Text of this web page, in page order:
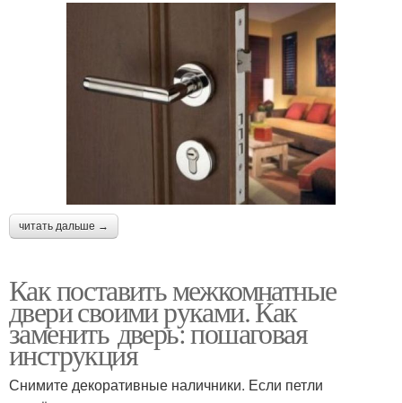
читать дальше →
Как поставить межкомнатные
двери своими руками. Как
заменить дверь: пошаговая
инструкция
Снимите декоративные наличники. Если петли